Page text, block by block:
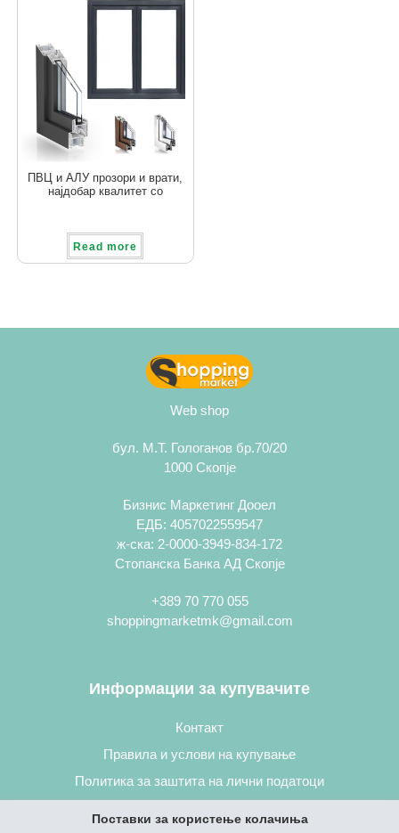
ПВЦ и АЛУ прозори и врати,
најдобар квалитет со
Read more
Web shop
бул. М.Т. Гологанов бр.70/20
1000 Скопје
Бизнис Маркетинг Дооел
ЕДБ: 4057022559547
ж-ска: 2-0000-3949-834-172
Стопанска Банка АД Скопје
+389 70 770 055
shoppingmarketmk@gmail.com
Информации за купувачите
Контакт
Правила и услови на купување
Политика за заштита на лични податоци
Поставки за користење колачиња